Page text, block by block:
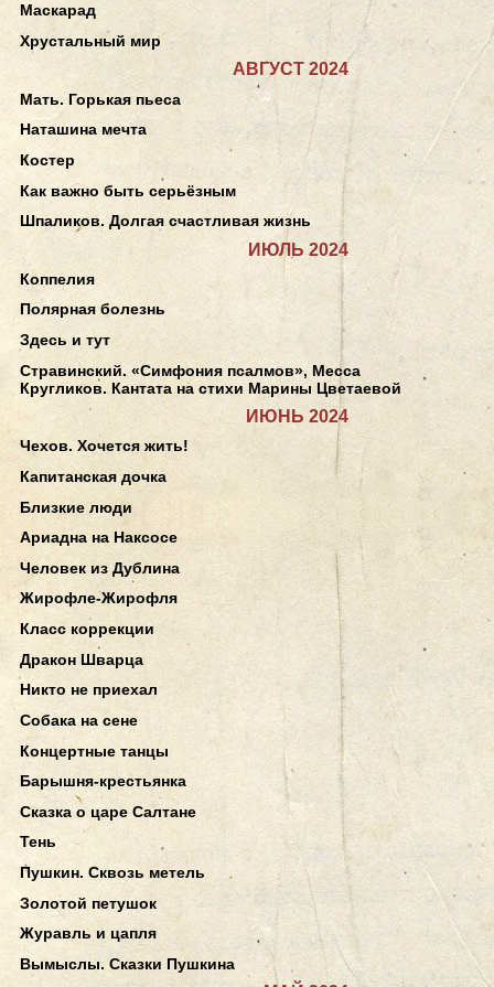
Маскарад
Хрустальный мир
АВГУСТ 2024
Мать. Горькая пьеса
Наташина мечта
Костер
Как важно быть серьёзным
Шпаликов. Долгая счастливая жизнь
ИЮЛЬ 2024
Коппелия
Полярная болезнь
Здесь и тут
Стравинский. «Симфония псалмов», Месса
Кругликов. Кантата на стихи Марины Цветаевой
ИЮНЬ 2024
Чехов. Хочется жить!
Капитанская дочка
Близкие люди
Ариадна на Наксосе
Человек из Дублина
Жирофле-Жирофля
Класс коррекции
Дракон Шварца
Никто не приехал
Собака на сене
Концертные танцы
Барышня-крестьянка
Сказка о царе Салтане
Тень
Пушкин. Сквозь метель
Золотой петушок
Журавль и цапля
Вымыслы. Сказки Пушкина